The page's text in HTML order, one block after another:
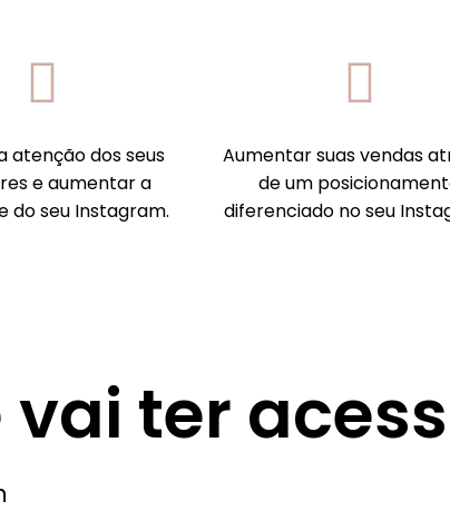
atenção dos seus
e aumentar a
do seu Instagram.
Aumentar suas vendas
de um
diferenciado no seu
vai ter